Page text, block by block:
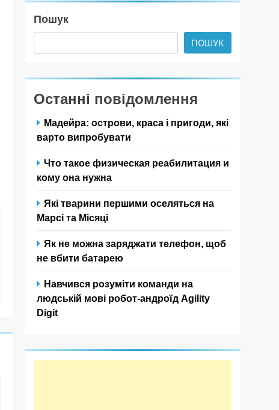
Пошук
ПОШУК
Останні повідомлення
Мадейра: острови, краса і пригоди, які
варто випробувати
Что такое физическая реабилитация и
кому она нужна
Які тварини першими оселяться на
Марсі та Місяці
Як не можна заряджати телефон, щоб
не вбити батарею
Навчився розуміти команди на
людській мові робот-андроїд Agility
Digit